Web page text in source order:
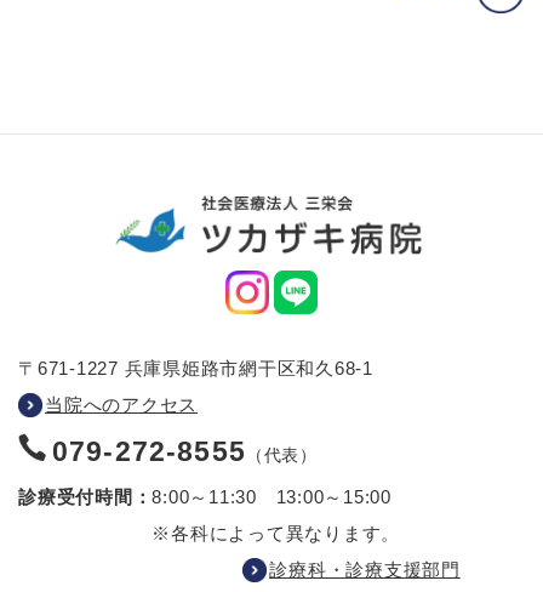
〒671-1227 兵庫県姫路市網干区和久68-1
当院へのアクセス
079-272-8555 （代表）
診療受付時間：8:00～11:30 13:00～15:00
※各科によって異なります。
診療科・診療支援部門